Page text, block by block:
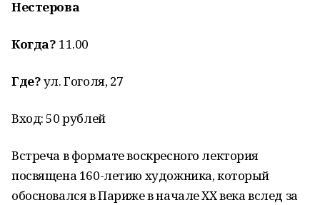
Нестерова
Когда? 11.00
Где?ул. Гоголя, 27
Вход: 50 рублей
Встреча в формате воскресного лектория
посвящена 160-летию художника, который
обосновался в Париже в начале XX века вслед за